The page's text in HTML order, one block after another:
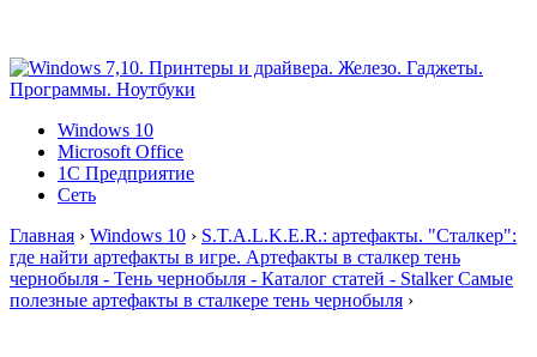
Windows 10
Microsoft Office
1C Предприятие
Сеть
Главная › Windows 10 › S.T.A.L.K.E.R.: артефакты. "Сталкер":
где найти артефакты в игре. Артефакты в сталкер тень
чернобыля - Тень чернобыля - Каталог статей - Stalker Самые
полезные артефакты в сталкере тень чернобыля ›